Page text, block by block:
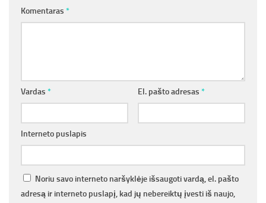
Komentaras *
Vardas * El. pašto adresas *
Interneto puslapis
Noriu savo interneto naršyklėje išsaugoti vardą, el. pašto
adresą ir interneto puslapį, kad jų nebereiktų įvesti iš naujo,